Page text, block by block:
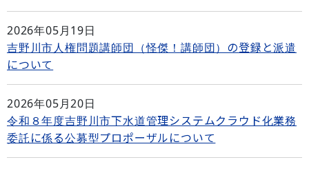
2026年05月19日
吉野川市人権問題講師団（怪傑！講師団）の登録と派遣
について
2026年05月20日
令和８年度吉野川市下水道管理システムクラウド化業務
委託に係る公募型プロポーザルについて